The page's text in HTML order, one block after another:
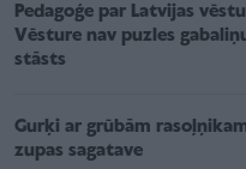
Pedagoģe par Latvijas
Vēsture nav puzles
stāsts
Gurķi ar grūbām
zupas sagatave